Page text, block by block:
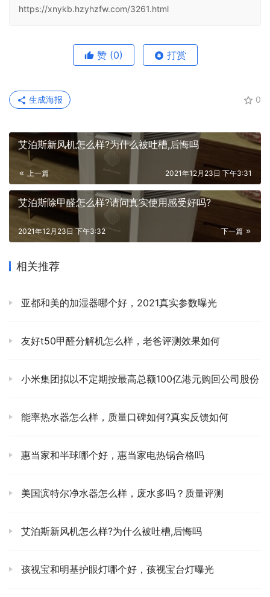
https://xnykb.hzyhzfw.com/3261.html
赞 (0) 打赏
0
生成海报
艾泊斯新风机怎么样?为什么被吐槽,后悔吗
上一篇 2021年12月23日 下午3:31
艾泊斯除甲醛怎么样?请问真实使用感受好吗?
下一篇
2021年12月23日 下午3:32
相关推荐
亚都和美的加湿器哪个好，2021真实参数曝光
友好t50甲醛分解机怎么样，老爸评测效果如何
小米集团拟以不定期按最高总额100亿港元购回公司股份
能率热水器怎么样，质量口碑如何?真实反馈如何
惠当家和半球哪个好，惠当家电热锅合格吗
美国滨特尔净水器怎么样，废水多吗？质量评测
艾泊斯新风机怎么样?为什么被吐槽,后悔吗
孩视宝和明基护眼灯哪个好，孩视宝台灯曝光